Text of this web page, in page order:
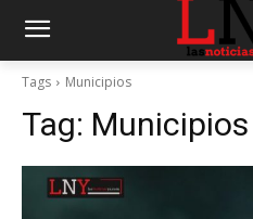
Tags Municipios
Tag: Municipios